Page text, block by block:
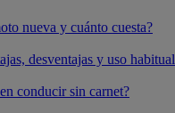
nueva y cuánto cuesta?
desventajas y uso habitual
conducir sin carnet?